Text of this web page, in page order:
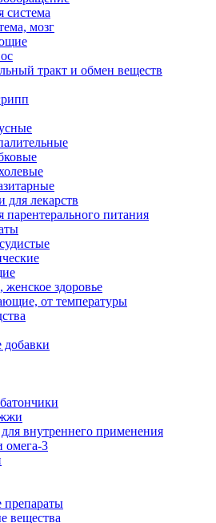
система
мозг
тракт и обмен веществ
для лекарств
парентерального питания
женское здоровье
от температуры
внутреннего применения
3
вещества